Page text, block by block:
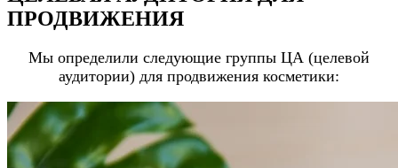
ПРОДВИЖЕНИЯ
Мы определили следующие группы ЦА (целевой
аудитории) для продвижения косметики: